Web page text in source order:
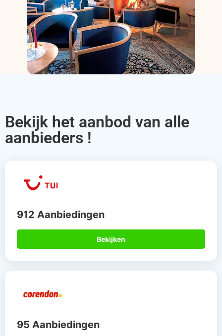
Bekijk het aanbod van alle
aanbieders !
912 Aanbiedingen
Bekijken
95 Aanbiedingen